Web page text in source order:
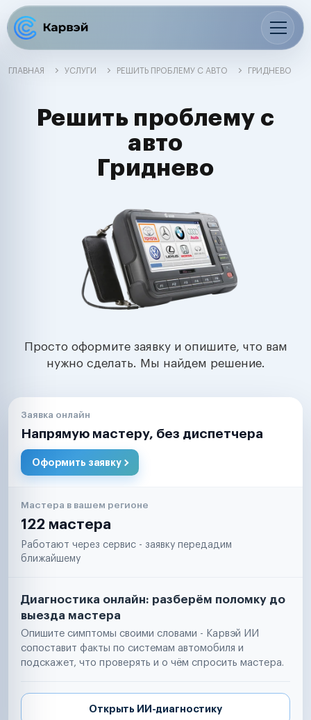
ГЛАВНАЯ УСЛУГИ РЕШИТЬ ПРОБЛЕМУ С АВТО ГРИДНЕВО
Решить проблему с
авто
Гриднево
Просто оформите заявку и опишите, что вам
нужно сделать. Мы найдем решение.
Заявка онлайн
Напрямую мастеру, без диспетчера
Оформить заявку
Мастера в вашем регионе
122 мастера
Работают через сервис - заявку передадим
ближайшему
Диагностика онлайн: разберём поломку до
выезда мастера
Опишите симптомы своими словами - Карвэй ИИ
сопоставит факты по системам автомобиля и
подскажет, что проверять и о чём спросить мастера.
Открыть ИИ-диагностику